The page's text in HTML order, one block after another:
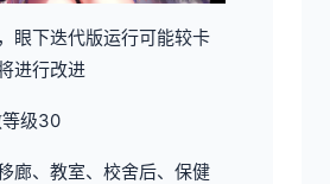
眼下迭代版运行可能较卡
进行改进
级30
廊、教室、校舍后、保健